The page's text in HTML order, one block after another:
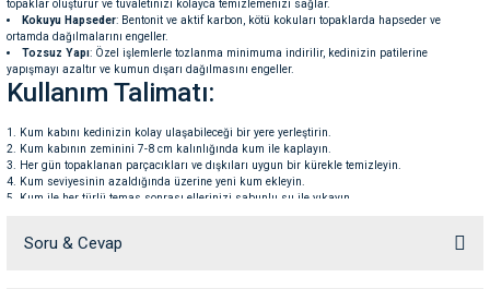
Ek Besinler
Kemikleri
Seyahat Ürünleri
topaklar oluşturur ve tuvaletinizi kolayca temizlemenizi sağlar.
Kokuyu Hapseder: Bentonit ve aktif karbon, kötü kokuları topaklarda hapseder ve
ortamda dağılmalarını engeller.
Tozsuz Yapı: Özel işlemlerle tozlanma minimuma indirilir, kedinizin patilerine
yapışmayı azaltır ve kumun dışarı dağılmasını engeller.
Kullanım Talimatı:
Kum kabını kedinizin kolay ulaşabileceği bir yere yerleştirin.
Kum kabının zeminini 7-8 cm kalınlığında kum ile kaplayın.
Her gün topaklanan parçacıkları ve dışkıları uygun bir kürekle temizleyin.
Kum seviyesinin azaldığında üzerine yeni kum ekleyin.
Kum ile her türlü temas sonrası ellerinizi sabunlu su ile yıkayın.
seçim!
Soru & Cevap